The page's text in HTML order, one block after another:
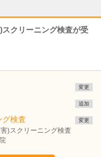
クリーニング検査が受
変更
追加
グ検査
)スクリーニング検査
変更